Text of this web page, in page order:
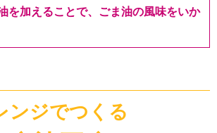
を加えることで、ごま油の風味をいか
ンジでつくる